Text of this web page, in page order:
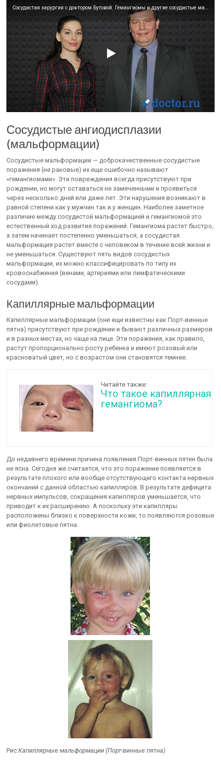
Сосудистая хирургия с доктором Бутовой. Гемангиомы и другие сосудистые мальформации у детей
Сосудистые ангиодисплазии
(мальформации)
Сосудистые мальформации — доброкачественные сосудистые
поражения (не раковые) их еще ошибочно называют
«гемангиомами». Эти повреждения всегда присутствуют при
рождении, но могут оставаться не замеченными и проявиться
через несколько дней или даже лет. Эти нарушения возникают в
равной степени как у мужчин так и у женщин. Наиболее заметное
различие между сосудистой мальформацией и гемангиомой это
естественный ход развития поражений. Гемангиома растет быстро,
а затем начинает постепенно уменьшаться, а сосудистая
мальформация растет вместе с человеком в течение всей жизни и
не уменьшаться. Существуют пять видов сосудистых
мальформации, их можно классифицировать по типу их
кровоснабжения (венами, артериями или лимфатическими
сосудами).
Капиллярные мальформации
Капиллярные мальформации (они еще известны как Порт-винные
пятна) присутствуют при рождении и бывают различных размеров
и в разных местах, но чаще на лице. Эти поражения, как правило,
растут пропорционально росту ребенка и имеют розовый или
красноватый цвет, но с возрастом они становятся темнее.
Читайте также:
Что такое капиллярная
гемангиома?
До недавнего времени причина появления Порт-винных пятен была
не ясна. Сегодня же считается, что это поражение появляется в
результате плохого или вообще отсутствующего контакта нервных
окончаний с данной областью капилляров. В результате дефицита
нервных импульсов, сокращения капилляров уменьшается, что
приводит к их расширению. А поскольку эти капилляры
расположены близко к поверхности кожи, то появляются розовые
или фиолетовые пятна.
Рис:Капиллярные мальформации (Порт-винные пятна)